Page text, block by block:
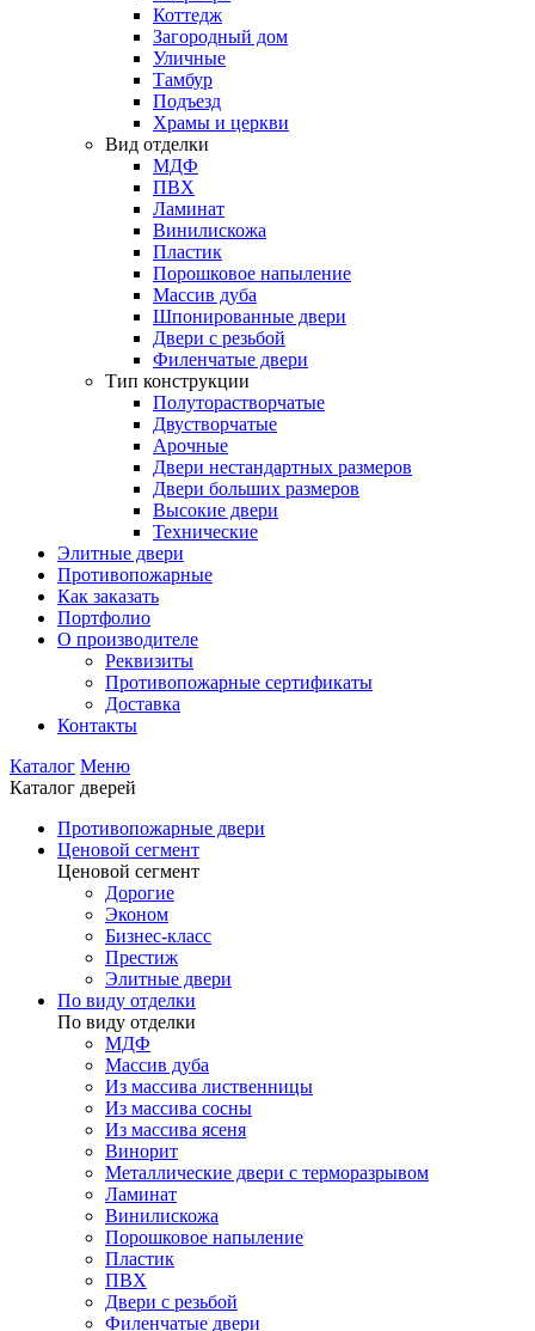
Коттедж
Загородный дом
Уличные
Тамбур
Подъезд
Храмы и церкви
Вид отделки
МДФ
ПВХ
Ламинат
Винилискожа
Пластик
Порошковое напыление
Массив дуба
Шпонированные двери
Двери с резьбой
Филенчатые двери
Тип конструкции
Полуторастворчатые
Двустворчатые
Арочные
Двери нестандартных размеров
Двери больших размеров
Высокие двери
Технические
Элитные двери
Противопожарные
Как заказать
Портфолио
О производителе
Реквизиты
Противопожарные сертификаты
Доставка
Контакты
Каталог Меню
Каталог дверей
Противопожарные двери
Ценовой сегмент
Ценовой сегмент
Дорогие
Эконом
Бизнес-класс
Престиж
Элитные двери
По виду отделки
По виду отделки
МДФ
Массив дуба
Из массива лиственницы
Из массива сосны
Из массива ясеня
Винорит
Металлические двери с терморазрывом
Ламинат
Винилискожа
Порошковое напыление
Пластик
ПВХ
Двери с резьбой
Филенчатые двери